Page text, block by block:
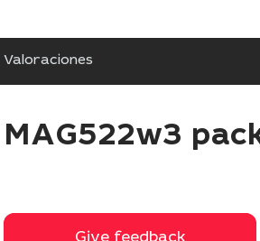
Valoraciones
MAG522w3